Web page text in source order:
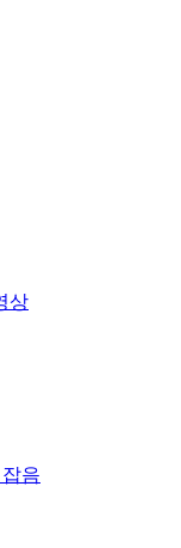
상
음